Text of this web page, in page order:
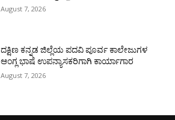
August 7, 2026
ದಕ್ಷಿಣ ಕನ್ನಡ ಜಿಲ್ಲೆಯ ಪದವಿ ಪೂರ್ವ ಕಾಲೇಜುಗಳ
ಆಂಗ್ಲ ಭಾಷೆ ಉಪನ್ಯಾಸಕರಿಗಾಗಿ ಕಾರ್ಯಾಗಾರ
August 7, 2026